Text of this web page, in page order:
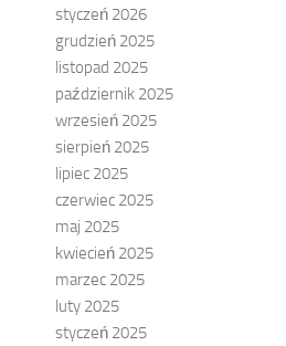
styczeń 2026
grudzień 2025
listopad 2025
październik 2025
wrzesień 2025
sierpień 2025
lipiec 2025
czerwiec 2025
maj 2025
kwiecień 2025
marzec 2025
luty 2025
styczeń 2025